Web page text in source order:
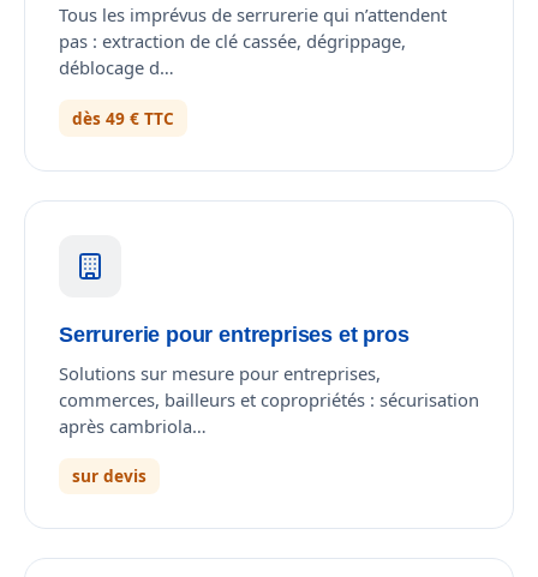
Tous les imprévus de serrurerie qui n’attendent
pas : extraction de clé cassée, dégrippage,
déblocage d…
dès 49 € TTC
Serrurerie pour entreprises et pros
Solutions sur mesure pour entreprises,
commerces, bailleurs et copropriétés : sécurisation
après cambriola…
sur devis